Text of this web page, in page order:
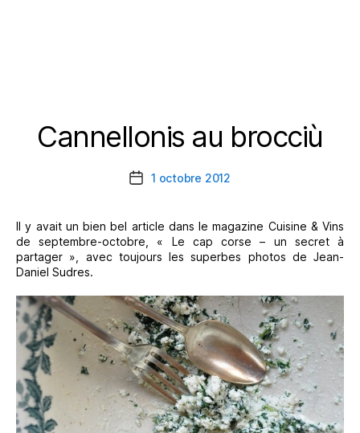
Catégories
Cannellonis au brocciù
Date1 octobre 2012
Il y avait un bien bel article dans le magazine Cuisine & Vins
de septembre-octobre, « Le cap corse – un secret à
partager », avec toujours les superbes photos de Jean-
Daniel Sudres.